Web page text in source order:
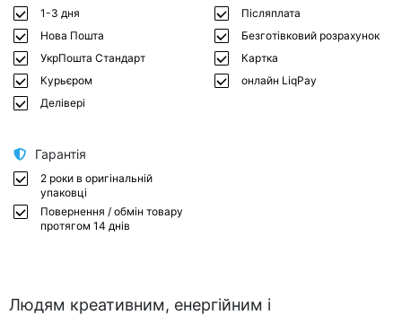
1-3 дня
Нова Пошта
УкрПошта Стандарт
Курьєром
Делівері
Післяплата
Безготівковий розрахунок
Картка
онлайн LiqPay
Гарантія
2 роки в оригінальній
упаковці
Повернення / обмін товару
протягом 14 днів
Людям креативним, енергійним і